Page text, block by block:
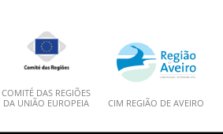
COMITÉ DAS REGIÕES
DA UNIÃO EUROPEIA
CIM REGIÃO DE AVEIRO